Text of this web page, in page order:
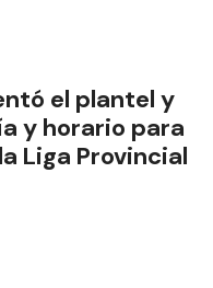
el plantel y
y horario para
Liga Provincial